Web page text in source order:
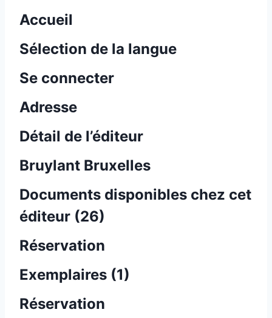
Accueil
Sélection de la langue
Se connecter
Adresse
Détail de l’éditeur
Bruylant Bruxelles
Documents disponibles chez cet
éditeur (26)
Réservation
Exemplaires (1)
Réservation